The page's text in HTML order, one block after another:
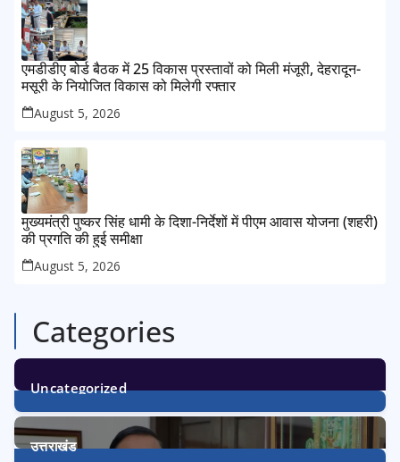
एमडीडीए बोर्ड बैठक में 25 विकास प्रस्तावों को मिली मंजूरी, देहरादून-
मसूरी के नियोजित विकास को मिलेगी रफ्तार
August 5, 2026
मुख्यमंत्री पुष्कर सिंह धामी के दिशा-निर्देशों में पीएम आवास योजना (शहरी)
की प्रगति की हुई समीक्षा
August 5, 2026
Categories
Uncategorized
1Post
उत्तराखंड